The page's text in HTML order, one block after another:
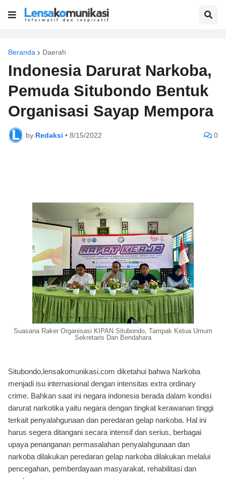
Beranda Daerah
Indonesia Darurat Narkoba,
Pemuda Situbondo Bentuk
Organisasi Sayap Mempora
by Redaksi • 8/15/2022 0
Suasana Raker Organisasi KIPAN Situbondo, Tampak Ketua Umum
Sekretaris Dan Bendahara
Situbondo,lensakomunikasi.com diketahui bahwa Narkoba
menjadi isu internasional dengan intensitas extra ordinary
crime. Bahkan saat ini negara indonesia berada dalam kondisi
darurat narkotika yaitu negara dengan tingkat kerawanan tinggi
terkait penyalahgunaan dan peredaran gelap narkoba. Hal ini
harus segera ditangani secara intensif dan serius, berbagai
upaya penanganan permasalahan penyalahgunaan dan
narkoba dilakukan peredaran gelap narkoba dilakukan melalui
pencegahan, pemberdayaan masyarakat, rehabilitasi dan